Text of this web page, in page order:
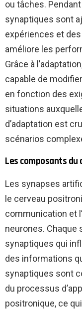
ou tâches.
synaptiques sont
expériences et
améliore les
Grâce à
capable de
en fonction des
situations
d’adaptation est
scénarios
Les composants
Les synapses
le cerveau
communication et
neurones. Chaque
synaptiques qui
des informations
synaptiques sont
du processus
positronique, ce